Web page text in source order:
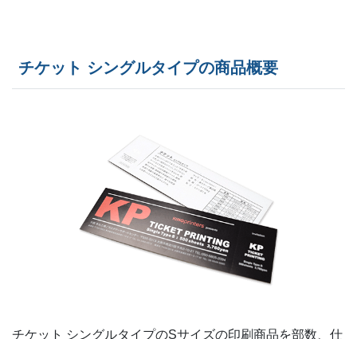
1,900部
3,500部
チケット シングルタイプの商品概要
チケット シングルタイプのSサイズの印刷商品を部数、仕